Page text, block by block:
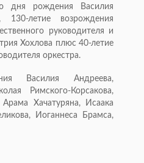
дня рождения Василия
130-летие возрождения
руководителя и
Хохлова плюс 40-летие
оркестра.
Василия Андреева,
Римского-Корсакова,
Хачатуряна, Исаака
Иоганнеса Брамса,